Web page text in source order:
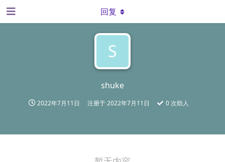
S
shuke
2022年7月11日 注册于2022年7月11日 0 次助人
回复